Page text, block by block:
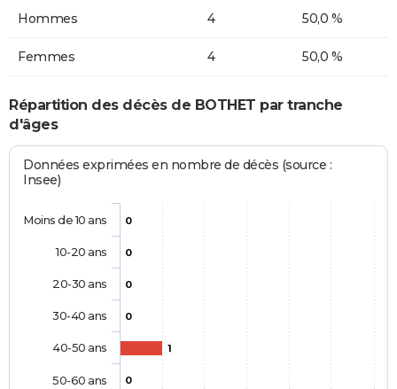
Hommes 4 50,0 %
Femmes 4 50,0 %
Répartition des décès de BOTHET par tranche
d'âges
Données exprimées en nombre de décès (source :
Insee)
0
0
0
0
1
0
Moins de 10 ans
10-20 ans
20-30 ans
30-40 ans
40-50 ans
50-60 ans